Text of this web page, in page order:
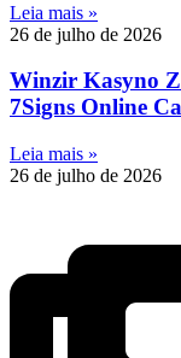
Leia mais »
26 de julho de 2026
Winzir Kasyno
7Signs Online
Leia mais »
26 de julho de 2026